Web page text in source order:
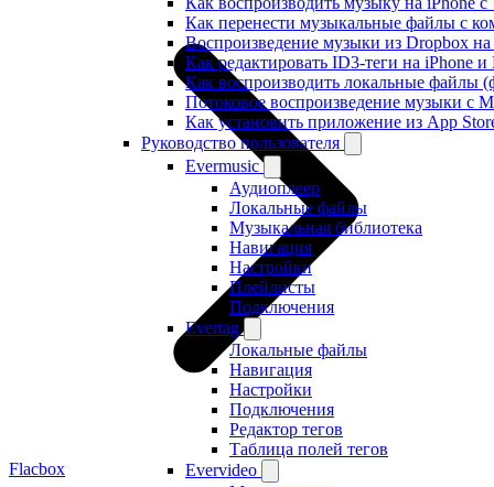
Как перенести музыкальные файлы с
Воспроизведение музыки из Dropbox
Как редактировать ID3-теги на iPhone и
Как воспроизводить локальные файлы
Потоковое воспроизведение музыки с
Как установить приложение из App
Руководство пользователя
Evermusic
Аудиоплеер
Локальные файлы
Музыкальная библиотека
Навигация
Настройки
Плейлисты
Подключения
Evertag
Локальные файлы
Навигация
Настройки
Подключения
Редактор тегов
Таблица полей тегов
Evervideo
Flacbox